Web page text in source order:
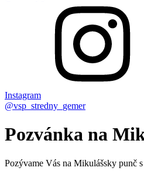
Instagram
@vsp_stredny_gemer
Pozvánka na
Pozývame Vás na Mikulášsky punč